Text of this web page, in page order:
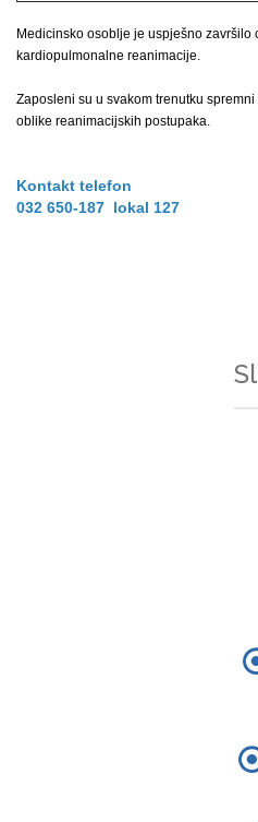
Medicinsko osoblje je uspješno završilo
kardiopulmonalne reanimacije.
Zaposleni su u svakom trenutku
oblike reanimacijskih postupaka.
Kontakt telefon
032 650-187 lokal 127